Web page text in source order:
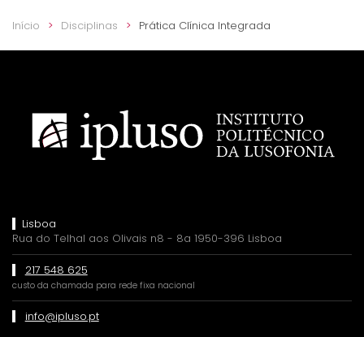
Início Disciplinas Prática Clínica Integrada
Lisboa
Rua do Telhal aos Olivais n8 - 8a 1950-396 Lisboa
217 548 625
custo da chamada para rede fixa nacional
info@ipluso.pt